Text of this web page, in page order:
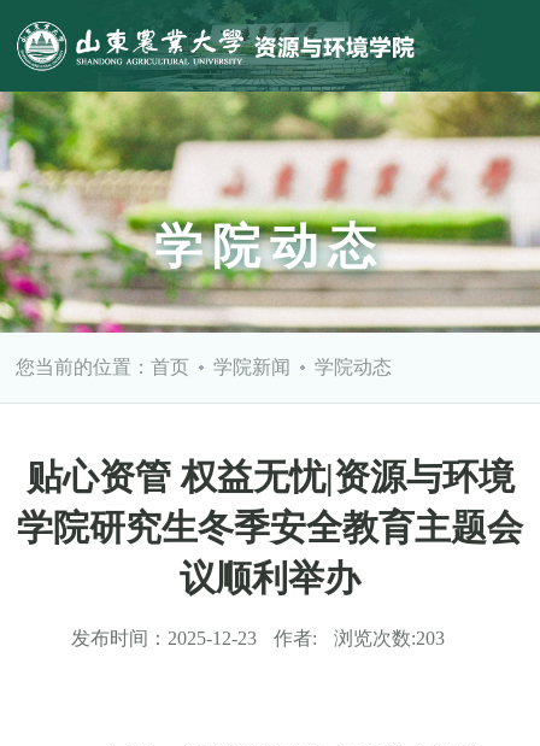
学院动态
您当前的位置：首页 学院新闻 学院动态
贴心资管 权益无忧|资源与环境
学院研究生冬季安全教育主题会
议顺利举办
发布时间： 2025-12-23 作者: 浏览次数:203